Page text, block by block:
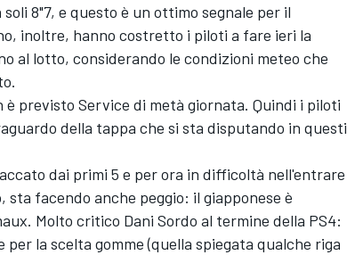
8"7, e questo è un ottimo segnale per il
inoltre, hanno costretto i piloti a fare ieri la
al lotto, considerando le condizioni meteo che
previsto Service di metà giornata. Quindi i piloti
della tappa che si sta disputando in questi
dai primi 5 e per ora in difficoltà nell'entrare
facendo anche peggio: il giapponese è
Molto critico Dani Sordo al termine della PS4:
la scelta gomme (quella spiegata qualche riga